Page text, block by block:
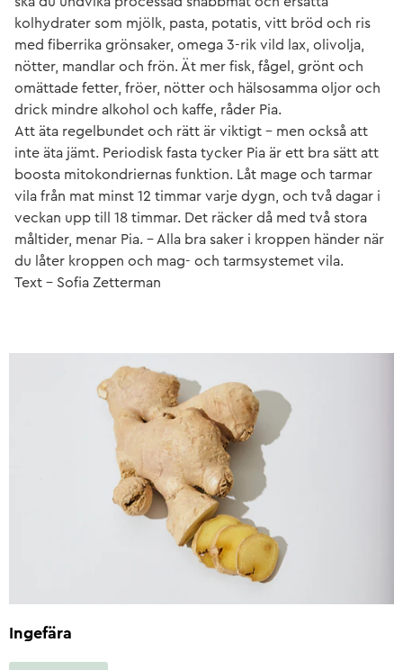
kolhydrater som mjölk, pasta, potatis, vitt bröd och ris
med fiberrika grönsaker, omega 3-rik vild lax, olivolja,
nötter, mandlar och frön. Ät mer fisk, fågel, grönt och
omättade fetter, fröer, nötter och hälsosamma oljor och
drick mindre alkohol och kaffe, råder Pia.
Att äta regelbundet och rätt är viktigt – men också att
inte äta jämt. Periodisk fasta tycker Pia är ett bra sätt att
boosta mitokondriernas funktion. Låt mage och tarmar
vila från mat minst 12 timmar varje dygn, och två dagar i
veckan upp till 18 timmar. Det räcker då med två stora
måltider, menar Pia. – Alla bra saker i kroppen händer när
du låter kroppen och mag- och tarmsystemet vila.
Text - Sofia Zetterman
Ingefära